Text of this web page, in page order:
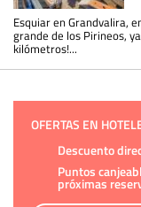
Esquiar en Grandvalira,
grande de los Pirineos,
kilómetros!...
OFERTAS EN
Descuento
Puntos
próximas